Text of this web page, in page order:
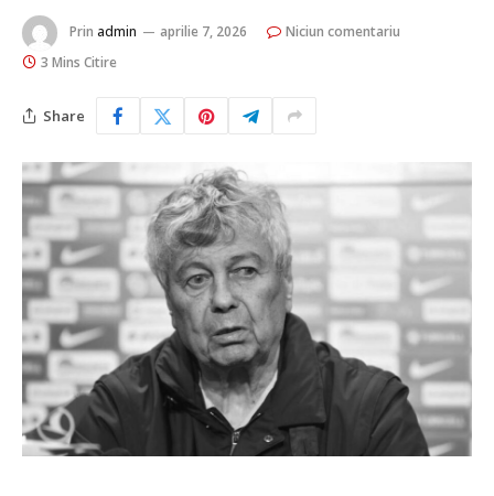
Prin admin aprilie 7, 2026
Niciun comentariu
3 Mins Citire
Share